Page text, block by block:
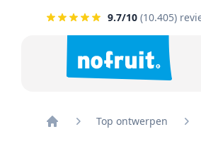
9.7/10 (10.405)
Top ontwerpen